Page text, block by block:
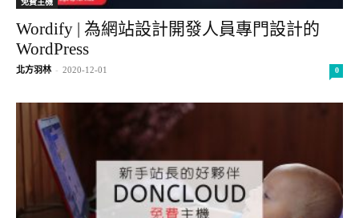
Wordify | 為網站設計開發人員專門設計的
WordPress
北方羽林 - 2020-12-01 0